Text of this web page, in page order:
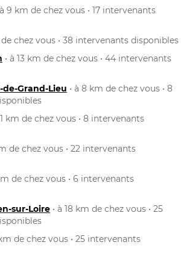
à 9 km de chez vous • 17 intervenants
de chez vous • 38 intervenants disponibles
• à 13 km de chez vous • 44 intervenants
Grand-Lieu • à 8 km de chez vous • 8
km de chez vous • 8 intervenants
de chez vous • 22 intervenants
km de chez vous • 6 intervenants
sur-Loire • à 18 km de chez vous • 25
km de chez vous • 25 intervenants